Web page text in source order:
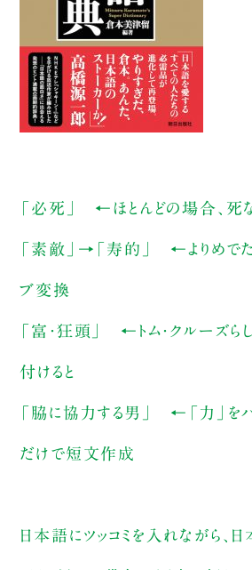
「必死」 ←ほとんどの場合、死なな
「素敵」→「寿的」 ←よりめで
ブ変換
「富・狂頭」 ←トム・クルーズ
付けると
「脇に協力する男」 ←「力」を
だけで短文作成
日本語にツッコミを入れながら、